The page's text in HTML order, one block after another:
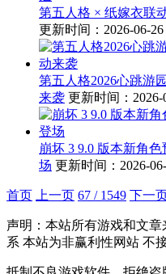
第五人格 × 纸嫁衣联
更新时间：2026-06-26
第五人格2026心跳游
来袭 更新时间：2026-
崩坏 3 9.0 版本新角
场 更新时间：2026-
首页 上一页 67 / 1549 下一
声明：本站所有游戏和文
系 本站为非赢利性网站 不